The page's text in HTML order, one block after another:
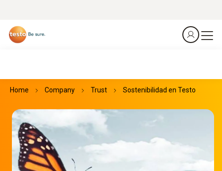
Home Company Trust Sostenibilidad en Testo